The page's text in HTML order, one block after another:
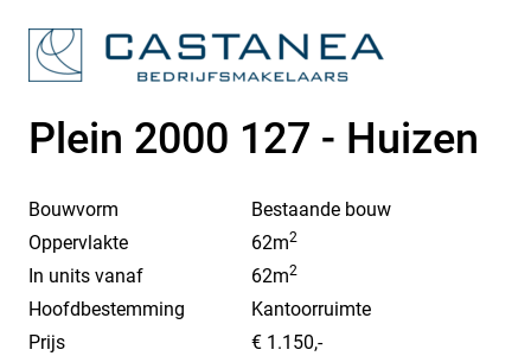
Plein 2000 127 - Huizen
Bouwvorm
Bestaande bouw
Oppervlakte
62m2
In units vanaf 62m2
Hoofdbestemming
Kantoorruimte
Prijs
€ 1.150,-